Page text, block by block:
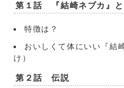
第１話 『結崎ネブカ』と
特徴は？
おいしくて体にいい『結
け）
第２話 伝説